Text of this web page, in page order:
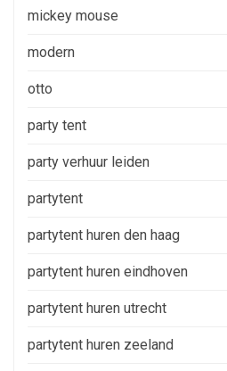
mickey mouse
modern
otto
party tent
party verhuur leiden
partytent
partytent huren den haag
partytent huren eindhoven
partytent huren utrecht
partytent huren zeeland